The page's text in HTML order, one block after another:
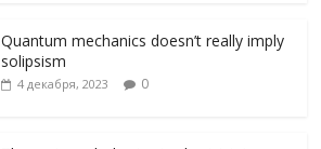
Quantum mechanics doesn’t really imply
solipsism
4 декабря, 2023 0